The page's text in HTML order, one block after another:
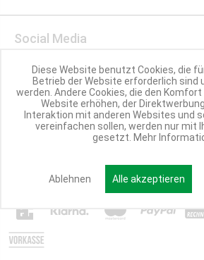
Social Media
Nachhaltigkeit
Partner werden
Diese Website benutzt Cookies, die
Betrieb der Website erforderlich
werden. Andere Cookies, die den
Website erhöhen, der
Interaktion mit anderen Websites und
vereinfachen sollen, werden nur mit
gesetzt. Mehr
Ablehnen Alle akzeptieren